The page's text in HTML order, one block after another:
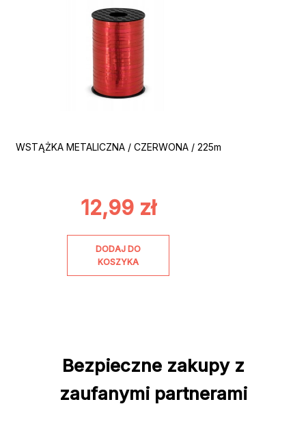
WSTĄŻKA METALICZNA / CZERWONA / 225m
12,99 zł
DODAJ DO
KOSZYKA
Bezpieczne zakupy z
zaufanymi partnerami